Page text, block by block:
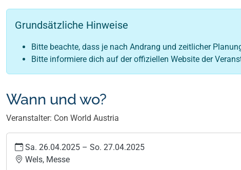
Grundsätzliche Hinweise
Bitte beachte, dass je nach Andrang und zeitlicher
Bitte informiere dich auf der offiziellen Website der
Wann und wo?
Veranstalter: Con World Austria
Sa. 26.04.2025 – So. 27.04.2025
Wels, Messe